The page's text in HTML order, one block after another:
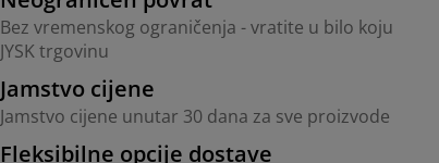
Bez vremenskog ograničenja - vratite u bilo koju
JYSK trgovinu
Jamstvo cijene
Jamstvo cijene unutar 30 dana za sve proizvode
Fleksibilne opcije dostave